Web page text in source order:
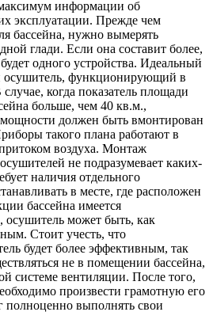
информации об
эксплуатации. Прежде чем
бассейна, нужно вымерять
глади. Если она составит более,
одного устройства. Идеальный
осушитель, функционирующий в
когда показатель площади
больше, чем 40 кв.м.,
должен быть вмонтирован
такого плана работают в
воздуха. Монтаж
не подразумевает каких-
наличия отдельного
в месте, где расположен
бассейна имеется
осушитель может быть, как
Стоит учесть, что
будет более эффективным, так
не в помещении бассейна,
системе вентиляции. После того,
произвести грамотную его
полноценно выполнять свои